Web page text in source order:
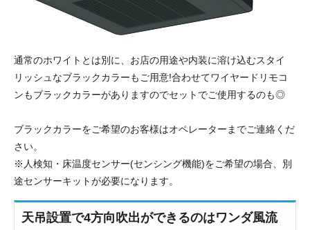
通常のホワイトとは別に、お店の用途や内装に溶け込むスタイ
リッシュなブラックカラーもご用意!合わせてワイヤードリモコ
ンもブラックカラーがありますのでセットでご使用するのも◎
ブラックカラーをご希望のお客様はオペレーターまでご連絡くだ
さい。
※人検知・床温度センサー(センシング機能)をご希望の場合、別
途センサーキットが必要になります。
天吊設置で4方向吹出ができるのはワンダ風流